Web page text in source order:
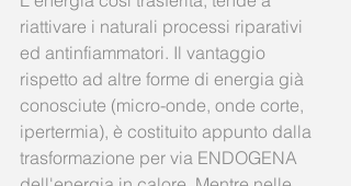
riattivare i naturali processi riparativi
ed antinfiammatori. Il vantaggio
rispetto ad altre forme di energia già
conosciute (micro-onde, onde corte,
ipertermia), è costituito appunto dalla
trasformazione per via ENDOGENA